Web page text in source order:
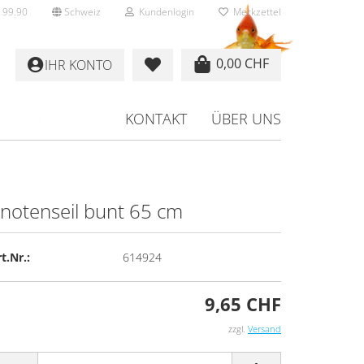
Schweiz Kundenlogin
vergessen?
Merkzettel
0,00 CHF
IHR KONTO
KONTAKT ÜBER UNS
bunt 65 cm
614924
9,65 CHF
zzgl. Versand